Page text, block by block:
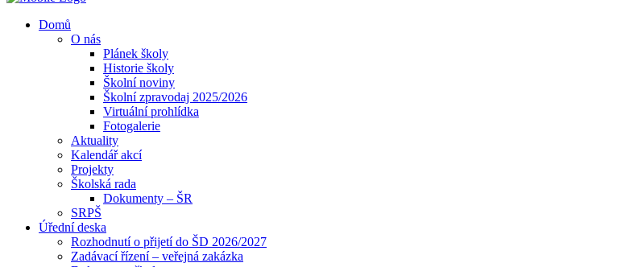
Domů
O nás
Plánek školy
Historie školy
Školní noviny
Školní zpravodaj 2025/2026
Virtuální prohlídka
Fotogalerie
Aktuality
Kalendář akcí
Projekty
Školská rada
Dokumenty – ŠR
SRPŠ
Úřední deska
Rozhodnutí o přijetí do ŠD 2026/2027
Zadávací řízení – veřejná zakázka